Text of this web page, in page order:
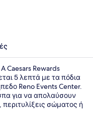
Caesars Rewards
5 λεπτά με τα πόδια
Reno Events Center.
για να απολαύσουν
σώματος ή